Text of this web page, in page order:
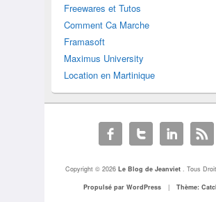
Freewares et Tutos
Comment Ca Marche
Framasoft
Maximus University
Location en Martinique
Copyright © 2026Le Blog de Jeanviet. Tous
Propulsé par WordPress
| Thème: